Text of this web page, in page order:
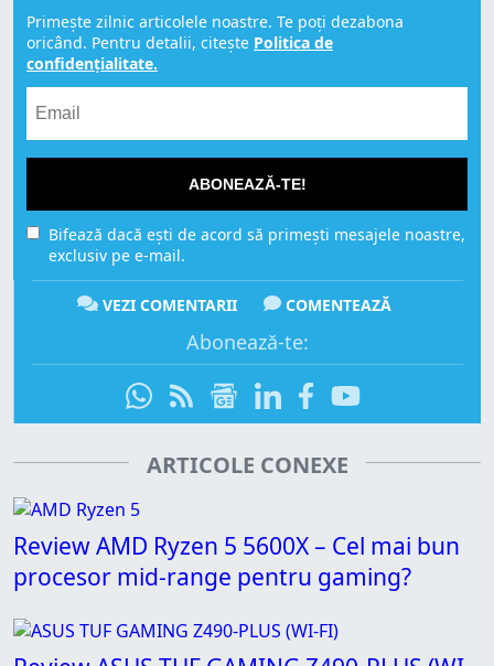
Primește zilnic articolele noastre. Te poți dezabona
oricând. Pentru detalii, citește Politica de
confidențialitate.
ABONEAZĂ-TE!
Bifează dacă ești de acord să primești mesajele noastre,
exclusiv pe e-mail.
VEZI COMENTARII COMENTEAZĂ
Abonează-te:
ARTICOLE CONEXE
Review AMD Ryzen 5 5600X – Cel mai bun
procesor mid-range pentru gaming?